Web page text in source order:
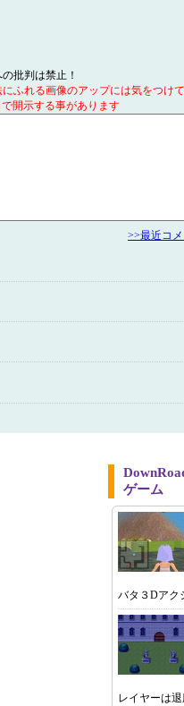
批判は禁止！
ふれる画像のアップには気をつけ
開示する事があります
>>最近コ
ゲーム
バタ３Dアク
レイヤーは